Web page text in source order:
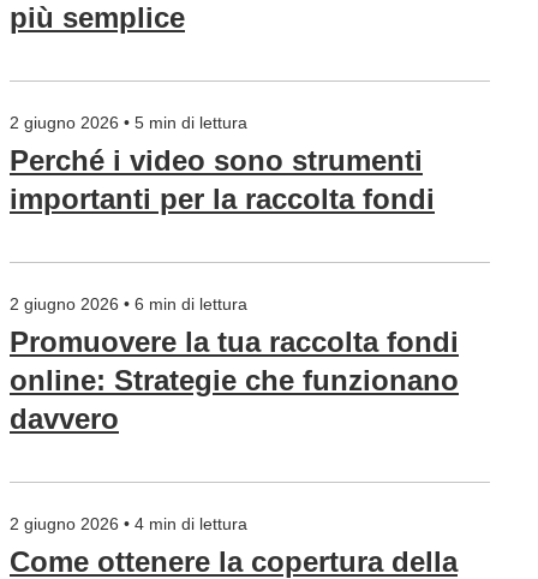
più semplice
2 giugno 2026 • 5 min di lettura
Perché i video sono strumenti
importanti per la raccolta fondi
2 giugno 2026 • 6 min di lettura
Promuovere la tua raccolta fondi
online: Strategie che funzionano
davvero
2 giugno 2026 • 4 min di lettura
Come ottenere la copertura della